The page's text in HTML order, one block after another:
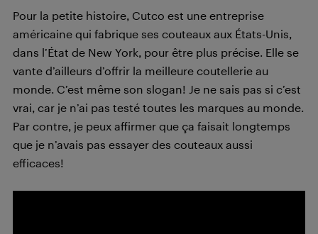
Pour la petite histoire, Cutco est une entreprise
américaine qui fabrique ses couteaux aux États-Unis,
dans l’État de New York, pour être plus précise. Elle se
vante d’ailleurs d’offrir la meilleure coutellerie au
monde. C’est même son slogan! Je ne sais pas si c’est
vrai, car je n’ai pas testé toutes les marques au monde.
Par contre, je peux affirmer que ça faisait longtemps
que je n’avais pas essayer des couteaux aussi
efficaces!